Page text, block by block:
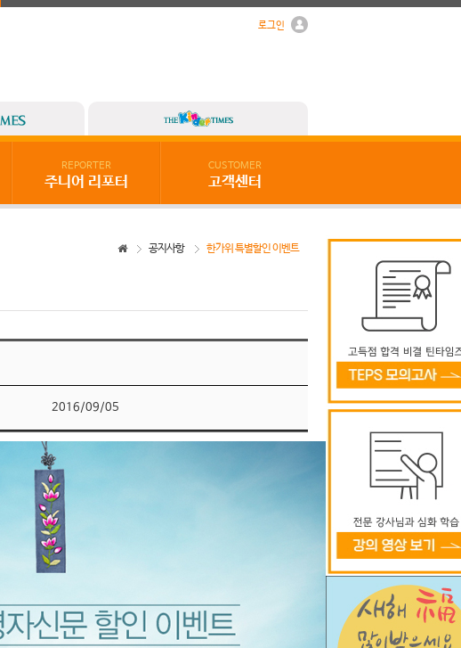
로그인
REPORTER
주니어 리포터
CUSTOMER
고객센터
한가위 특별할인 이벤트
공지사항
2016/09/05